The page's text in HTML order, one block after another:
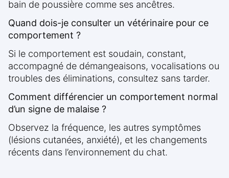
bain de poussière comme ses ancêtres.
Quand dois-je consulter un vétérinaire pour ce
comportement ?
Si le comportement est soudain, constant,
accompagné de démangeaisons, vocalisations ou
troubles des éliminations, consultez sans tarder.
Comment différencier un comportement normal
d’un signe de malaise ?
Observez la fréquence, les autres symptômes
(lésions cutanées, anxiété), et les changements
récents dans l’environnement du chat.